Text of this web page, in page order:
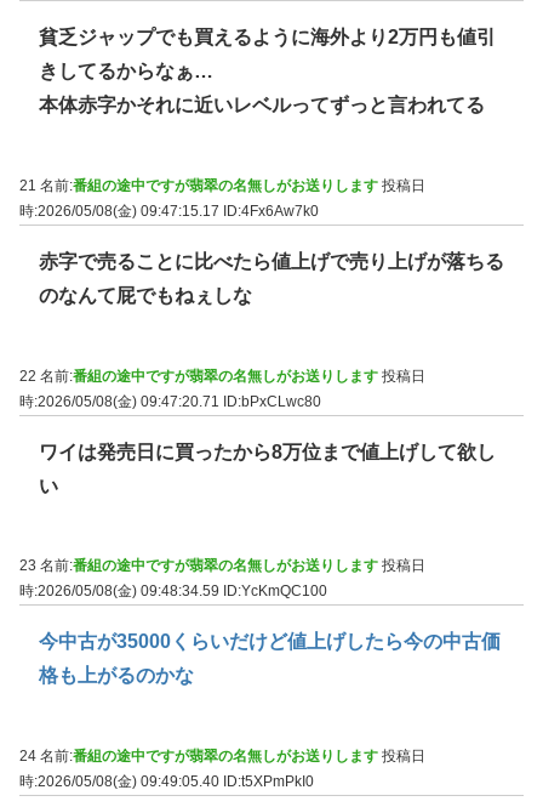
貧乏ジャップでも買えるように海外より2万円も値引
きしてるからなぁ…
本体赤字かそれに近いレベルってずっと言われてる
21 名前:番組の途中ですが翡翠の名無しがお送りします 投稿日
時:2026/05/08(金) 09:47:15.17
ID:4Fx6Aw7k0
赤字で売ることに比べたら値上げで売り上げが落ちる
のなんて屁でもねぇしな
22 名前:番組の途中ですが翡翠の名無しがお送りします 投稿日
時:2026/05/08(金) 09:47:20.71 ID:bPxCLwc80
ワイは発売日に買ったから8万位まで値上げして欲し
い
23 名前:番組の途中ですが翡翠の名無しがお送りします 投稿日
時:2026/05/08(金) 09:48:34.59
ID:YcKmQC100
今中古が35000くらいだけど値上げしたら今の中古価
格も上がるのかな
24 名前:番組の途中ですが翡翠の名無しがお送りします 投稿日
時:2026/05/08(金) 09:49:05.40 ID:t5XPmPkI0